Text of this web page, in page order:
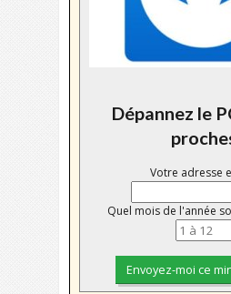
Dépannez le
Votre adresse
Quel mois de l'année